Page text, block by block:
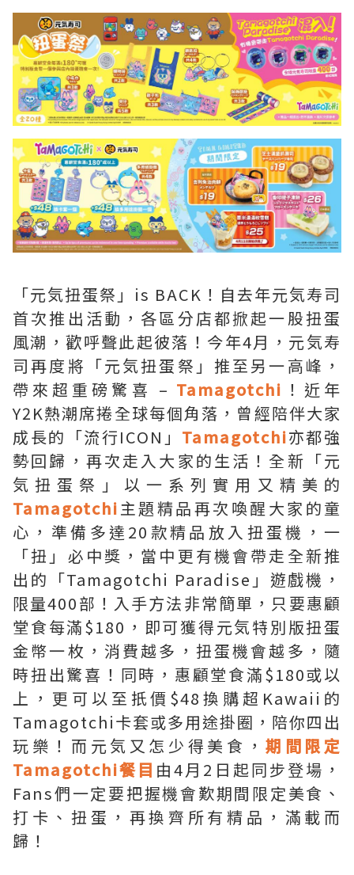
「元気扭蛋祭」is BACK！自去年元気寿司
首次推出活動，各區分店都掀起一股扭蛋
風潮，歡呼聲此起彼落！今年4月，元気寿
司再度將「元気扭蛋祭」推至另一高峰，
帶來超重磅驚喜 – Tamagotchi ！近年
Y2K熱潮席捲全球每個角落，曾經陪伴大家
成長的「流行ICON」 Tamagotchi亦都強
勢回歸，再次走入大家的生活！全新「元
気扭蛋祭」以一系列實用又精美的
Tamagotchi主題精品再次喚醒大家的童
心，準備多達20款精品放入扭蛋機，一
「扭」必中獎，當中更有機會帶走全新推
出的「Tamagotchi Paradise」遊戲機，
限量400部！入手方法非常簡單，只要惠顧
堂食每滿$180，即可獲得元気特別版扭蛋
金幣一枚，消費越多，扭蛋機會越多，隨
時扭出驚喜！同時，惠顧堂食滿$180或以
上，更可以至扺價$48換購超Kawaii的
Tamagotchi卡套或多用途掛圈，陪你四出
玩樂！而元気又怎少得美食，期間限定
Tamagotchi餐目 由4月2日起同步登場，
Fans們一定要把握機會歎期間限定美食、
打卡、扭蛋，再換齊所有精品，滿載而
歸！